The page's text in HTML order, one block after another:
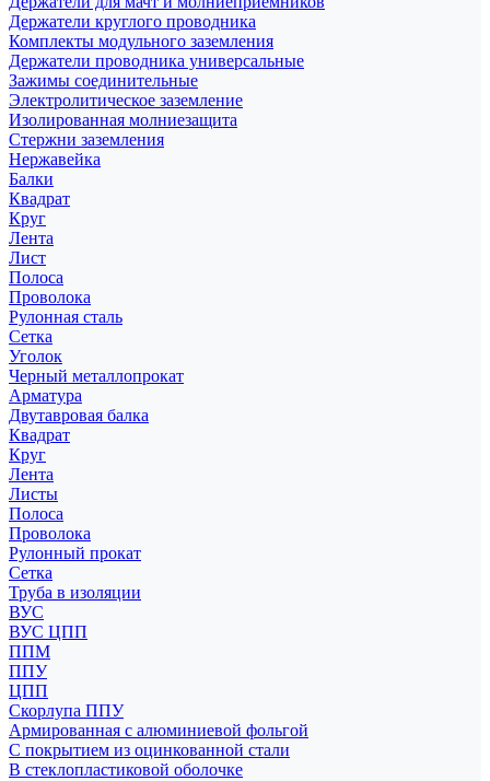
Держатели круглого проводника
Комплекты модульного заземления
Держатели проводника универсальные
Зажимы соединительные
Электролитическое заземление
Изолированная молниезащита
Стержни заземления
Нержавейка
Балки
Квадрат
Круг
Лента
Лист
Полоса
Проволока
Рулонная сталь
Сетка
Уголок
Черный металлопрокат
Арматура
Двутавровая балка
Квадрат
Круг
Лента
Листы
Полоса
Проволока
Рулонный прокат
Сетка
Труба в изоляции
ВУС
ВУС ЦПП
ППМ
ППУ
ЦПП
Скорлупа ППУ
Армированная с алюминиевой фольгой
С покрытием из оцинкованной стали
В стеклопластиковой оболочке